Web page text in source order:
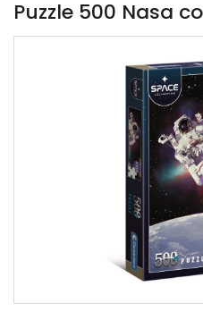
Puzzle 500 Nasa